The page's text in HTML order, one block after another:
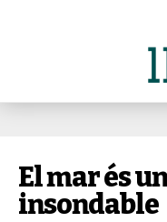
El mar és
insondable